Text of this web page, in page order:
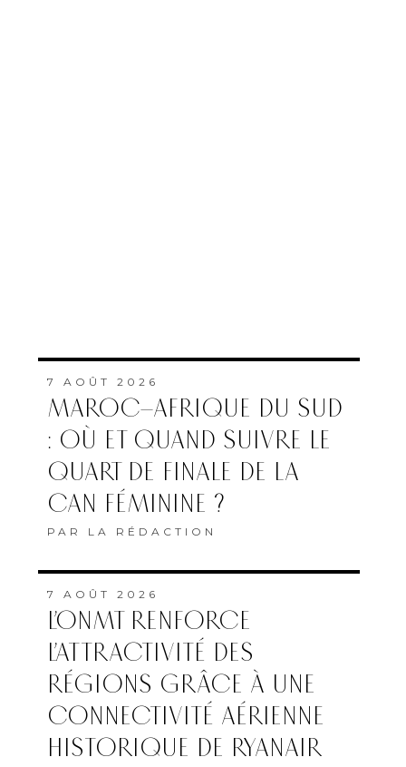
7 AOÛT 2026
MAROC–AFRIQUE DU SUD
: OÙ ET QUAND SUIVRE LE
QUART DE FINALE DE LA
CAN FÉMININE ?
PAR LA RÉDACTION
7 AOÛT 2026
L’ONMT RENFORCE
L’ATTRACTIVITÉ DES
RÉGIONS GRÂCE À UNE
CONNECTIVITÉ AÉRIENNE
HISTORIQUE DE RYANAIR